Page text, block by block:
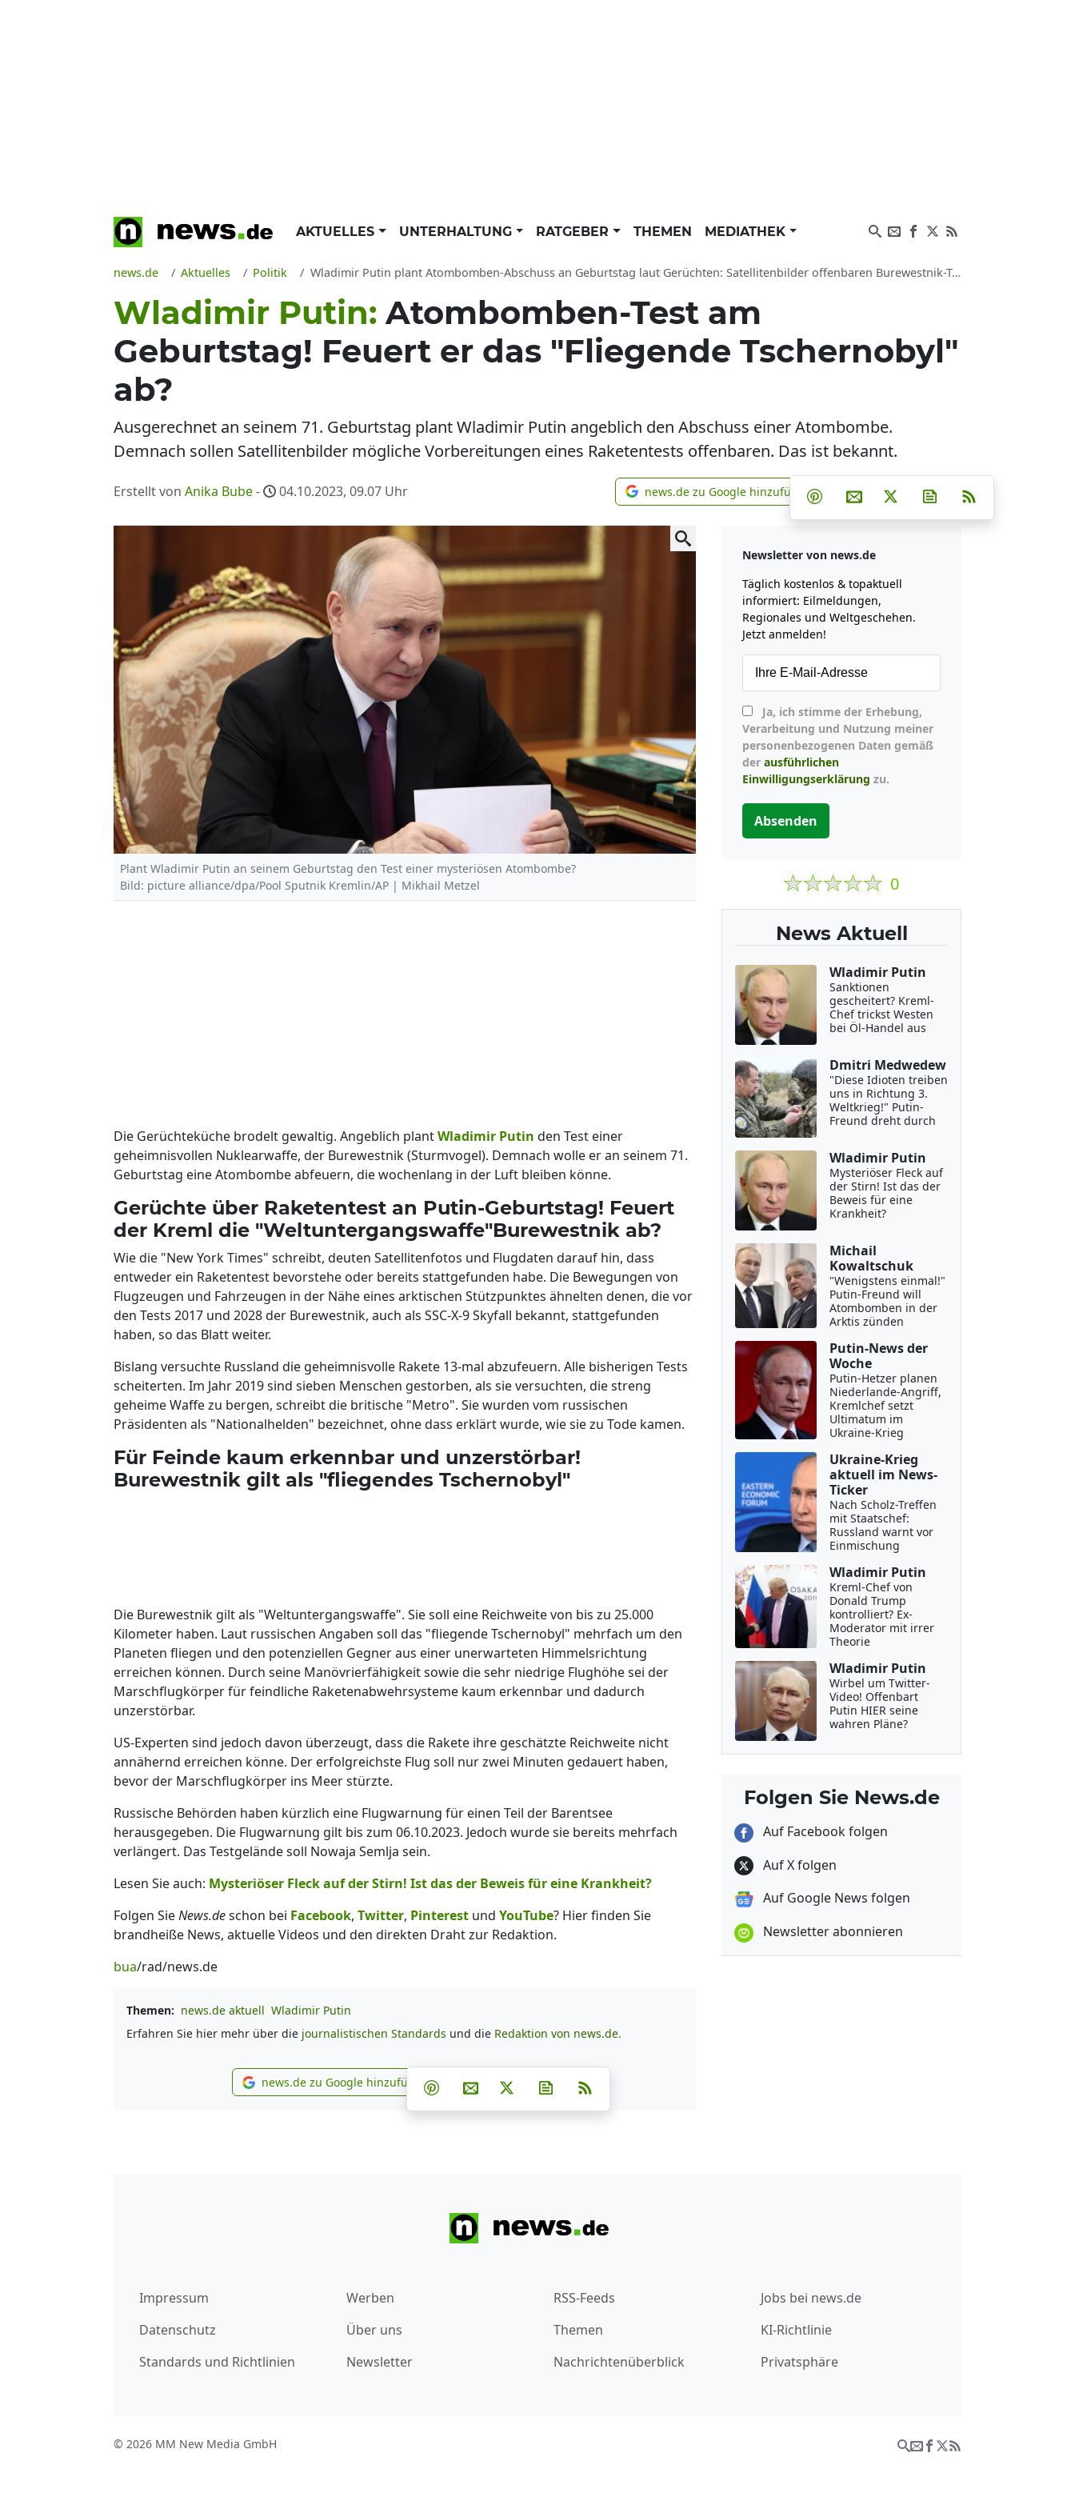
AKTUELLES UNTERHALTUNG RATGEBER THEMEN MEDIATHEK
news.de Aktuelles Politik Wladimir Putin plant Atombomben-Abschuss an Geburtstag laut Gerüchten: Satellitenbilder offenbaren Burewestnik-Test
Wladimir Putin:Atombomben-Test am
Geburtstag! Feuert er das "Fliegende Tschernobyl"
ab?
Ausgerechnet an seinem 71. Geburtstag plant Wladimir Putin angeblich den Abschuss einer Atombombe.
Demnach sollen Satellitenbilder mögliche Vorbereitungen eines Raketentests offenbaren. Das ist bekannt.
Erstellt von Anika Bube- 04.10.2023, 09.07 Uhr news.de zu Google hinzufügen
news.de zu Google hinzufügen Teilen auf Facebook
Teilen auf Whatsapp
Teilen auf Telegram
Teilen auf Pinterest
Per E-Mail teilen
Post auf XNewsletter
Plant Wladimir Putin an seinem Geburtstag den Test einer mysteriösen Atombombe?
Bild: picture alliance/dpa/Pool Sputnik Kremlin/AP | Mikhail Metzel
Die Gerüchteküche brodelt gewaltig. Angeblich plantWladimir Putin den Test einer
geheimnisvollen Nuklearwaffe, der Burewestnik (Sturmvogel). Demnach wolle er an seinem 71.
Geburtstag eine Atombombe abfeuern, die wochenlang in der Luft bleiben könne.
Gerüchte über Raketentest an Putin-Geburtstag! Feuert
der Kreml die "Weltuntergangswaffe"Burewestnik ab?
Wie die "New York Times" schreibt, deuten Satellitenfotos und Flugdaten darauf hin, dass
entweder ein Raketentest bevorstehe oder bereits stattgefunden habe. Die Bewegungen von
Flugzeugen und Fahrzeugen in der Nähe eines arktischen Stützpunktes ähnelten denen, die vor
den Tests 2017 und 2028 der Burewestnik, auch als SSC-X-9 Skyfall bekannt, stattgefunden
haben, so das Blatt weiter.
Bislang versuchte Russland die geheimnisvolle Rakete 13-mal abzufeuern. Alle bisherigen Tests
scheiterten. Im Jahr 2019 sind sieben Menschen gestorben, als sie versuchten, die streng
geheime Waffe zu bergen, schreibt die britische "Metro". Sie wurden vom russischen
Präsidenten als "Nationalhelden" bezeichnet, ohne dass erklärt wurde, wie sie zu Tode kamen.
Für Feinde kaum erkennbar und unzerstörbar!
Burewestnik gilt als "fliegendes Tschernobyl"
Die Burewestnik gilt als "Weltuntergangswaffe". Sie soll eine Reichweite von bis zu 25.000
Kilometer haben. Laut russischen Angaben soll das "fliegende Tschernobyl" mehrfach um den
Planeten fliegen und den potenziellen Gegner aus einer unerwarteten Himmelsrichtung
erreichen können. Durch seine Manövrierfähigkeit sowie die sehr niedrige Flughöhe sei der
Marschflugkörper für feindliche Raketenabwehrsysteme kaum erkennbar und dadurch
unzerstörbar.
US-Experten sind jedoch davon überzeugt, dass die Rakete ihre geschätzte Reichweite nicht
annähernd erreichen könne. Der erfolgreichste Flug soll nur zwei Minuten gedauert haben,
bevor der Marschflugkörper ins Meer stürzte.
Russische Behörden haben kürzlich eine Flugwarnung für einen Teil der Barentsee
herausgegeben. Die Flugwarnung gilt bis zum 06.10.2023. Jedoch wurde sie bereits mehrfach
verlängert. Das Testgelände soll Nowaja Semlja sein.
Lesen Sie auch: Mysteriöser Fleck auf der Stirn! Ist das der Beweis für eine Krankheit?
Folgen SieNews.deschon bei Facebook, Twitter, Pinterest und YouTube? Hier finden Sie
brandheiße News, aktuelle Videos und den direkten Draht zur Redaktion.
bua/rad/news.de
Themen: news.de aktuell Wladimir Putin
Erfahren Sie hier mehr über die journalistischen Standards und die Redaktion von news.de.
news.de zu Google hinzufügen
news.de zu Google hinzufügen Teilen auf Facebook
Teilen auf Whatsapp
Teilen auf Telegram
Teilen auf Pinterest
Per E-Mail teilen
Post auf XNewsletter abonnieren
Newsletter von news.de
Täglich kostenlos & topaktuell
informiert: Eilmeldungen,
Regionales und Weltgeschehen.
Jetzt anmelden!
Verarbeitung und Nutzung meiner
personenbezogenen Daten gemäß
der ausführlichen
Einwilligungserklärung zu.
Absenden
0
News Aktuell
Wladimir Putin
Sanktionen
gescheitert? Kreml-
Chef trickst Westen
bei Öl-Handel aus
Dmitri Medwedew
"Diese Idioten treiben
uns in Richtung 3.
Weltkrieg!" Putin-
Freund dreht durch
Wladimir Putin
Mysteriöser Fleck auf
der Stirn! Ist das der
Beweis für eine
Krankheit?
Michail
Kowaltschuk
"Wenigstens einmal!"
Putin-Freund will
Atombomben in der
Arktis zünden
Putin-News der
Woche
Putin-Hetzer planen
Niederlande-Angriff,
Kremlchef setzt
Ultimatum im
Ukraine-Krieg
Ukraine-Krieg
aktuell im News-
Ticker
Nach Scholz-Treffen
mit Staatschef:
Russland warnt vor
Einmischung
Wladimir Putin
Kreml-Chef von
Donald Trump
kontrolliert? Ex-
Moderator mit irrer
Theorie
Wladimir Putin
Wirbel um Twitter-
Video! Offenbart
Putin HIER seine
wahren Pläne?
Folgen Sie News.de
Auf Facebook folgen
Auf X folgen
Auf Google News folgen
Newsletter abonnieren
Impressum
Datenschutz
Standards und Richtlinien
Werben
Über uns
Newsletter
RSS-Feeds
Themen
Nachrichtenüberblick
Jobs bei news.de
KI-Richtlinie
Privatsphäre
© 2026 MM New Media GmbH